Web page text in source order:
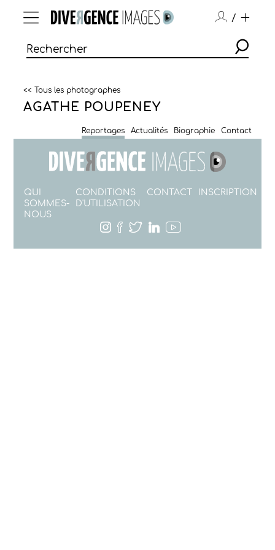
/
<< Tous les photographes
AGATHE POUPENEY
Reportages Actualités Biographie Contact
QUI
SOMMES-
NOUS
CONDITIONS
D'UTILISATION
CONTACT INSCRIPTION